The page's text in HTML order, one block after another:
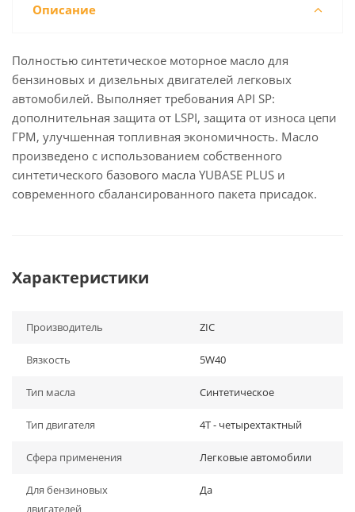
Описание
Полностью синтетическое моторное масло для
бензиновых и дизельных двигателей легковых
автомобилей. Выполняет требования API SP:
дополнительная защита от LSPI, защита от износа цепи
ГРМ, улучшенная топливная экономичность. Масло
произведено с использованием собственного
синтетического базового масла YUBASE PLUS и
современного сбалансированного пакета присадок.
Характеристики
Производитель ZIC
Вязкость 5W40
Тип масла Синтетическое
Тип двигателя 4Т - четырехтактный
Сфера применения Легковые автомобили
Для бензиновых
двигателей
Да